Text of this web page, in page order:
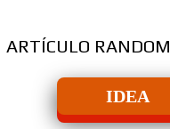
ARTÍCULO RANDOM
IDEA